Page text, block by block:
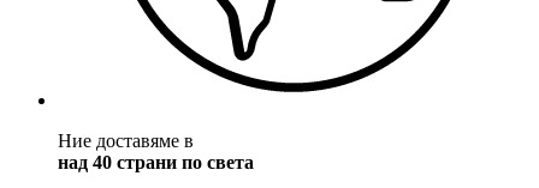
Ние доставяме в
над 40 страни по света